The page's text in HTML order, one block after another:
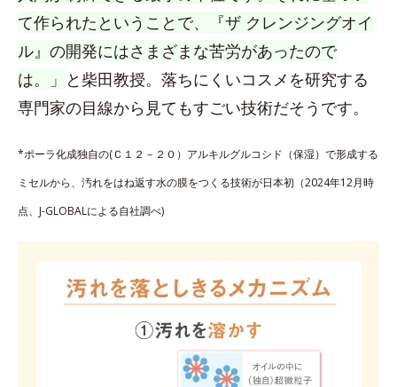
て作られたということで、『ザ クレンジングオイ
ル』の開発にはさまざまな苦労があったので
は。」 と柴田教授。落ちにくいコスメを研究する
専門家の目線から見てもすごい技術だそうです。
*ポーラ化成独自の(Ｃ１２－２０）アルキルグルコシド（保湿）で形成する
ミセルから、汚れをはね返す水の膜をつくる技術が日本初（2024年12月時
点、J-GLOBALによる自社調べ)